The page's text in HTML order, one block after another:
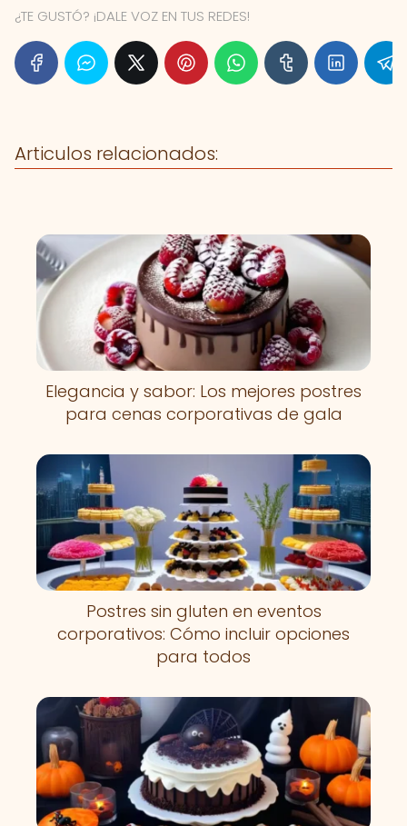
¿TE GUSTÓ? ¡DALE VOZ EN TUS REDES!
Articulos relacionados:
Elegancia y sabor: Los mejores postres
para cenas corporativas de gala
Postres sin gluten en eventos
corporativos: Cómo incluir opciones
para todos